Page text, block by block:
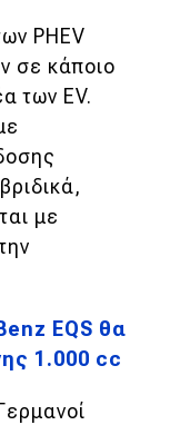
PHEV
σε κάποιο
των EV.
με
EQS θα
1.000 cc